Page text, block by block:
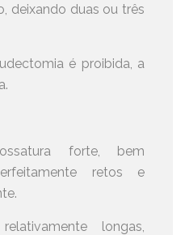
deixando duas ou três
é proibida, a
forte, bem
retos e
longas,